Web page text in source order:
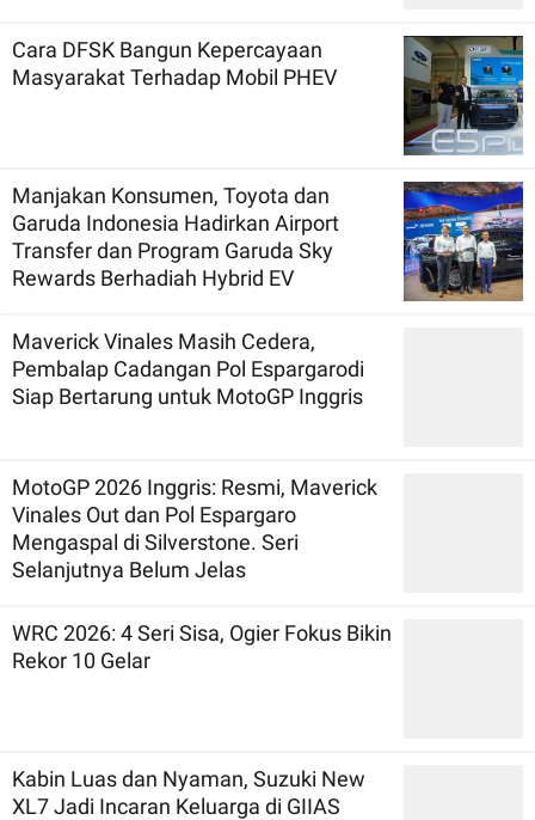
Cara DFSK Bangun Kepercayaan
Masyarakat Terhadap Mobil PHEV
Manjakan Konsumen, Toyota dan
Garuda Indonesia Hadirkan Airport
Transfer dan Program Garuda Sky
Rewards Berhadiah Hybrid EV
Maverick Vinales Masih Cedera,
Pembalap Cadangan Pol Espargarodi
Siap Bertarung untuk MotoGP Inggris
MotoGP 2026 Inggris: Resmi, Maverick
Vinales Out dan Pol Espargaro
Mengaspal di Silverstone. Seri
Selanjutnya Belum Jelas
WRC 2026: 4 Seri Sisa, Ogier Fokus Bikin
Rekor 10 Gelar
Kabin Luas dan Nyaman, Suzuki New
XL7 Jadi Incaran Keluarga di GIIAS